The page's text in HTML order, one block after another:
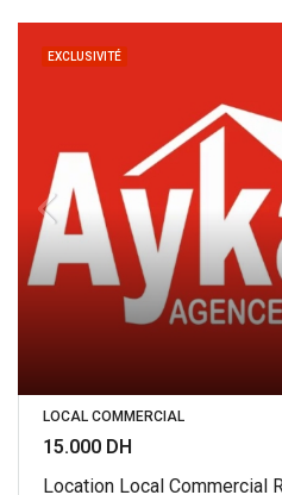
EXCLUSIVITÉ
LOCAL COMMERCIAL
15.000 DH